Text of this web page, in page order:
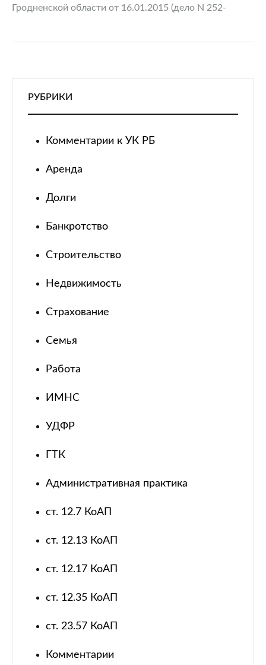
Гродненской области от 16.01.2015 (дело N 252-
РУБРИКИ
Комментарии к УК РБ
Аренда
Долги
Банкротство
Строительство
Недвижимость
Страхование
Семья
Работа
ИМНС
УДФР
ГТК
Административная практика
ст. 12.7 КоАП
ст. 12.13 КоАП
ст. 12.17 КоАП
ст. 12.35 КоАП
ст. 23.57 КоАП
Комментарии